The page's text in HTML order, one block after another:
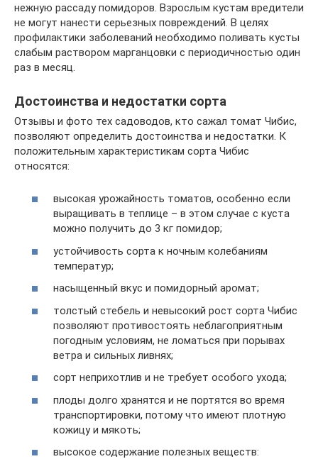
нежную рассаду помидоров. Взрослым кустам вредители
не могут нанести серьезных повреждений. В целях
профилактики заболеваний необходимо поливать кусты
слабым раствором марганцовки с периодичностью один
раз в месяц.
Достоинства и недостатки сорта
Отзывы и фото тех садоводов, кто сажал томат Чибис,
позволяют определить достоинства и недостатки. К
положительным характеристикам сорта Чибис
относятся:
высокая урожайность томатов, особенно если
выращивать в теплице – в этом случае с куста
можно получить до 3 кг помидор;
устойчивость сорта к ночным колебаниям
температур;
насыщенный вкус и помидорный аромат;
толстый стебель и невысокий рост сорта Чибис
позволяют противостоять неблагоприятным
погодным условиям, не ломаться при порывах
ветра и сильных ливнях;
сорт неприхотлив и не требует особого ухода;
плоды долго хранятся и не портятся во время
транспортировки, потому что имеют плотную
кожицу и мякоть;
высокое содержание полезных веществ: